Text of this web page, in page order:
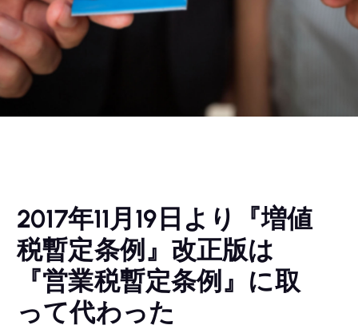
2017年11月19日より『増値
税暫定条例』改正版は
『営業税暫定条例』に取
って代わった